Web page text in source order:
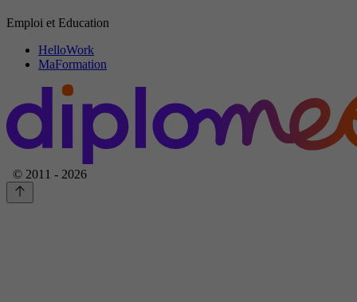
Emploi et Education
HelloWork
MaFormation
© 2011 - 2026